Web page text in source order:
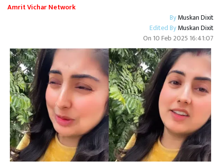
Amrit Vichar Network
ByMuskan Dixit
Edited ByMuskan Dixit
On 10 Feb 2025 16:41:07